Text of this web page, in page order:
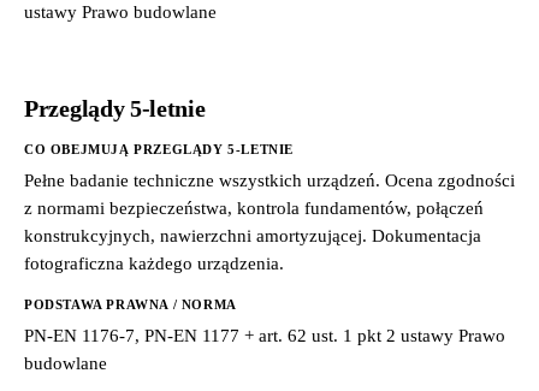
ustawy Prawo budowlane
Przeglądy 5-letnie
CO OBEJMUJĄ PRZEGLĄDY 5-LETNIE
Pełne badanie techniczne wszystkich urządzeń. Ocena zgodności
z normami bezpieczeństwa, kontrola fundamentów, połączeń
konstrukcyjnych, nawierzchni amortyzującej. Dokumentacja
fotograficzna każdego urządzenia.
PODSTAWA PRAWNA / NORMA
PN-EN 1176-7, PN-EN 1177 + art. 62 ust. 1 pkt 2 ustawy Prawo
budowlane